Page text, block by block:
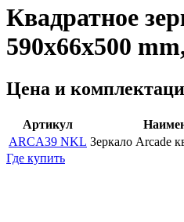
Квадратное
590x66x500
Цена и
Артикул
ARCA39 NKL Зеркало Arcade
Где купить